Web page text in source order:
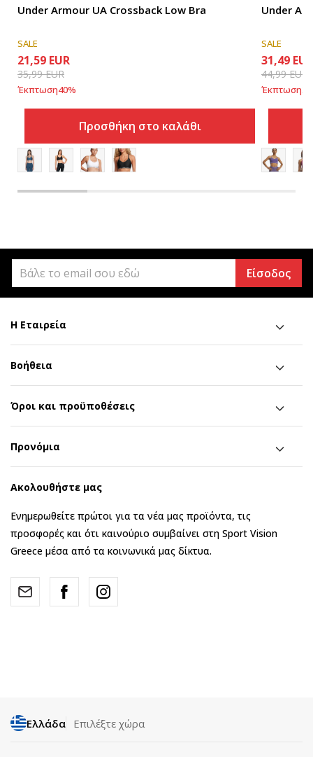
Under Armour UA Crossback Low Bra
SALE
21,59 EUR
35,99EUR
Έκπτωση40%
Προσθήκη στο καλάθι
Under
SALE
31,49 EUR
44,99EUR
Έκπτωση30
Είσοδος
Η Εταιρεία
Βοήθεια
Όροι και προϋποθέσεις
Προνόμια
Ακολουθήστε μας
Ενημερωθείτε πρώτοι για τα νέα μας προϊόντα, τις
προσφορές και ότι καινούριο συμβαίνει στη Sport Vision
Greece μέσα από τα κοινωνικά μας δίκτυα.
Ελλάδα Επιλέξτε χώρα